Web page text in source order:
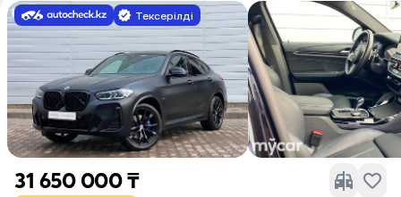
Тексерілді
31 650 000 ₸